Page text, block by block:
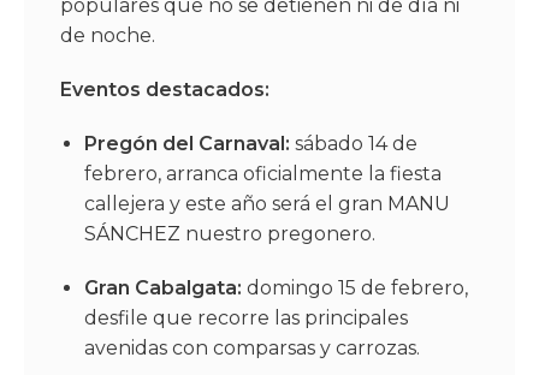
populares que no se detienen ni de día ni
de noche.
Eventos destacados:
Pregón del Carnaval: sábado 14 de
febrero, arranca oficialmente la fiesta
callejera y este año será el gran MANU
SÁNCHEZ nuestro pregonero.
Gran Cabalgata: domingo 15 de febrero,
desfile que recorre las principales
avenidas con comparsas y carrozas.